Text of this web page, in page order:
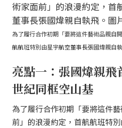
為了履行合作初期「要將這件藝術品親自
航航班特別由星宇航空董事長張國煒親自
亮點一：張國煒親飛
世紀同框空山基
為了履行合作初期「要將這件
前」的浪漫約定，首航航班特